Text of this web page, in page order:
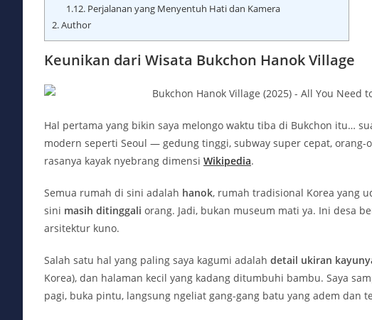
1.12.Perjalanan yang Menyentuh Hati dan Kamera
2.Author
Keunikan dari Wisata Bukchon Hanok Village
Hal pertama yang bikin saya melongo waktu tiba di Bukchon itu…
modern seperti Seoul — gedung tinggi, subway super cepat, orang-
rasanya kayak nyebrang dimensi Wikipedia.
Semua rumah di sini adalah hanok, rumah tradisional Korea yang
sini masih ditinggali orang. Jadi, bukan museum mati ya. Ini desa
arsitektur kuno.
Salah satu hal yang paling saya kagumi adalah detail ukiran
Korea), dan halaman kecil yang kadang ditumbuhi bambu. Saya
pagi, buka pintu, langsung ngeliat gang-gang batu yang adem dan